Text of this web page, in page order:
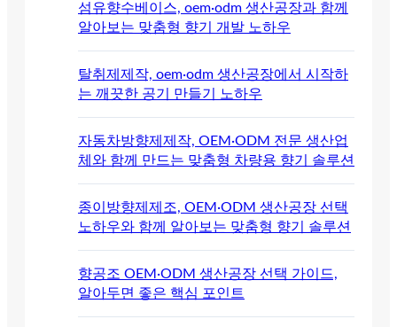
섬유향수베이스, oem·odm 생산공장과 함께
알아보는 맞춤형 향기 개발 노하우
탈취제제작, oem·odm 생산공장에서 시작하
는 깨끗한 공기 만들기 노하우
자동차방향제제작, OEM·ODM 전문 생산업
체와 함께 만드는 맞춤형 차량용 향기 솔루션
종이방향제제조, OEM·ODM 생산공장 선택
노하우와 함께 알아보는 맞춤형 향기 솔루션
향공조 OEM·ODM 생산공장 선택 가이드,
알아두면 좋은 핵심 포인트